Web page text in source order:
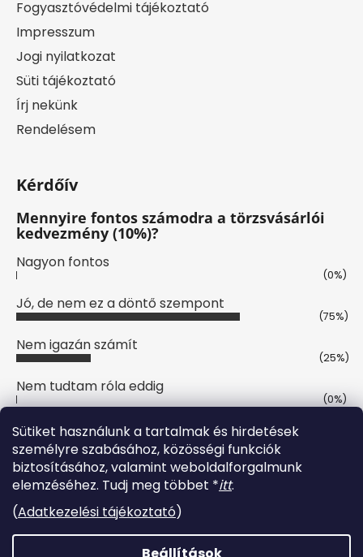
Sütiket használunk a tartalmak és hirdetések
személyre szabásához, közösségi funkciók
biztosításához, valamint weboldalforgalmunk
elemzéséhez. Tudj meg többet *itt.
(Adatkezelési tájékoztató)
Fogyasztóvédelmi tájékoztató
Impresszum
Jogi nyilatkozat
Süti tájékoztató
Írj nekünk
Rendelésem
Kérdőív
Mennyire fontos számodra a törzsvásárlói
kedvezmény (10%)?
Nagyon fontos
(0%)
Jó, de nem ez a döntő szempont
(75%)
Nem igazán számít
(25%)
Nem tudtam róla eddig
(0%)
Szavazatok száma:8
Online fizetési lehetőséget biztosítunk